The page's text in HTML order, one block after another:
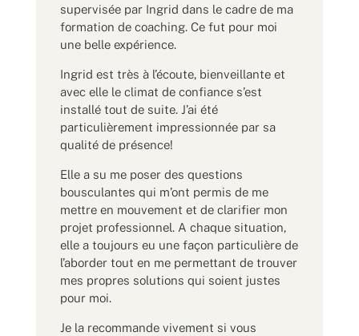
supervisée par Ingrid dans le cadre de ma
formation de coaching. Ce fut pour moi
une belle expérience.
Ingrid est très à l’écoute, bienveillante et
avec elle le climat de confiance s’est
installé tout de suite. J’ai été
particulièrement impressionnée par sa
qualité de présence!
Elle a su me poser des questions
bousculantes qui m’ont permis de me
mettre en mouvement et de clarifier mon
projet professionnel. A chaque situation,
elle a toujours eu une façon particulière de
l’aborder tout en me permettant de trouver
mes propres solutions qui soient justes
pour moi.
Je la recommande vivement si vous